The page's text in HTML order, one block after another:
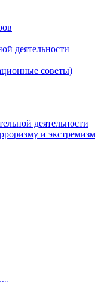
деятельности
советы)
деятельности
и